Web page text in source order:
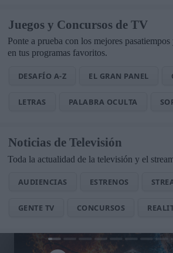
Juegos y Concursos de TV
Ponte a prueba con los mejores
en tus programas favoritos.
DESAFÍO A-Z EL GRAN PANEL
LETRAS PALABRA OCULTA
Noticias de Televisión
Toda la actualidad de la televisión y el
AUDIENCIAS ESTRENOS
GENTE TV CONCURSOS